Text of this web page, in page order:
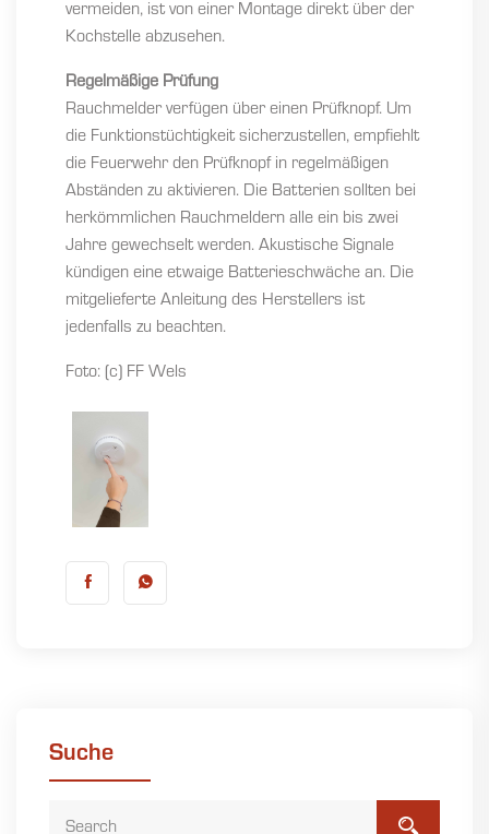
vermeiden, ist von einer Montage direkt über der
Kochstelle abzusehen.
Regelmäßige Prüfung
Rauchmelder verfügen über einen Prüfknopf. Um
die Funktionstüchtigkeit sicherzustellen, empfiehlt
die Feuerwehr den Prüfknopf in regelmäßigen
Abständen zu aktivieren. Die Batterien sollten bei
herkömmlichen Rauchmeldern alle ein bis zwei
Jahre gewechselt werden. Akustische Signale
kündigen eine etwaige Batterieschwäche an. Die
mitgelieferte Anleitung des Herstellers ist
jedenfalls zu beachten.
Foto: (c) FF Wels
Suche